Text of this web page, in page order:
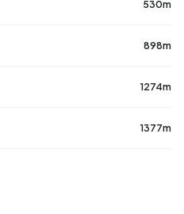
530m
898m
1274m
1377m